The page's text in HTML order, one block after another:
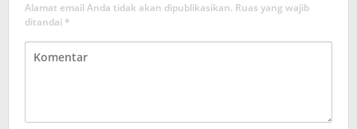
Alamat email Anda tidak akan dipublikasikan. Ruas yang wajib
ditandai *